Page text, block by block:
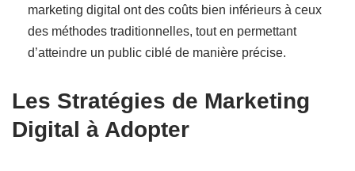
marketing digital ont des coûts bien inférieurs à ceux
des méthodes traditionnelles, tout en permettant
d’atteindre un public ciblé de manière précise.
Les Stratégies de Marketing
Digital à Adopter